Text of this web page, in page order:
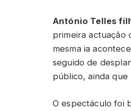
António Telles
primeira actuação
mesma ia
seguido de
público, ainda
O espectáculo foi